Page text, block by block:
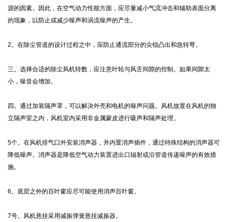
源的因素。因此，在空气动力性能方面，应尽量减小气流冲击和辅助表面分离
的现象，以防止或减少噪声和涡流噪声的产生。
2。在除尘管道的设计过程之中，应防止通流部分的尖锐凸出和急转弯。
三。选择合适的除尘风机转数，应注意叶轮与风舌间隙的控制。如果间隙太
小，噪音会增加。
四。通过加装隔声罩，可以解决外壳和电机的噪声问题。风机放置在风机的独
立隔声室之内，风机室内采用非金属蒙皮进行吸声和隔声处理。
5个。在风机排气口外安装消声器，并内置消声插件，通过特殊结构的消声器可
降低噪声。消声器是降低空气动力装置进出口辐射或沿管道传递噪声的有效措
施。
6。底层之外的百叶窗应尽可能使用消声百叶窗。
7号。风机悬挂采用减振弹簧悬挂减振器。